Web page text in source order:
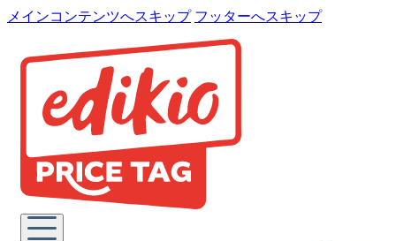
メインコンテンツへスキップ フッターへスキップ